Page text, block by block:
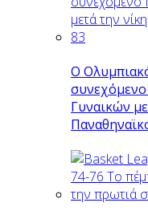
Ο
Γυναικών